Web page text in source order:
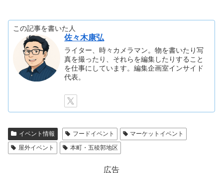
この記事を書いた人
佐々木康弘
ライター、時々カメラマン。物を書いたり写
真を撮ったり、それらを編集したりすること
を仕事にしています。編集企画室インサイド
代表。
イベント情報 フードイベント
マーケットイベント
屋外イベント
本町・五稜郭地区
広告